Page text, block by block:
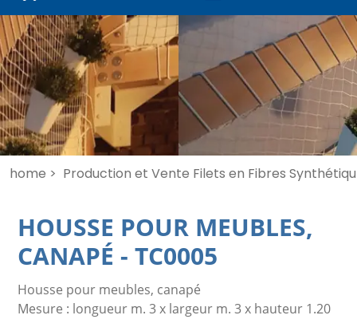
home > Production et Vente Filets en Fibres
HOUSSE POUR MEUBLES,
CANAPÉ -TC0005
Housse pour meubles, canapé
Mesure : longueur m. 3 x largeur m. 3 x hauteur 1.20